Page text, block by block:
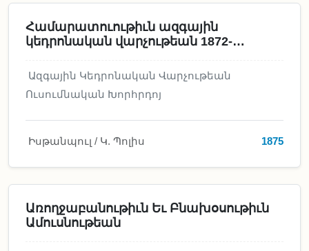
Համարատուութիւն ազգային
կեդրոնական վարչութեան 1872-
ժողովն
Ազգային Կեդրոնական Վարչութեան
Ուսումնական Խորհրդոյ
Իսթանպուլ / Կ. Պոլիս 1875
Առողջաբանութիւն Եւ Բնախօսութիւն
Ամուսնութեան